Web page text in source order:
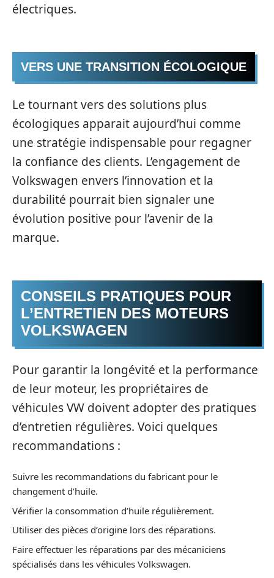
électriques.
VERS UNE TRANSITION ÉCOLOGIQUE
Le tournant vers des solutions plus
écologiques apparait aujourd’hui comme
une stratégie indispensable pour regagner
la confiance des clients. L’engagement de
Volkswagen envers l’innovation et la
durabilité pourrait bien signaler une
évolution positive pour l’avenir de la
marque.
CONSEILS PRATIQUES POUR
L’ENTRETIEN DES MOTEURS
VOLKSWAGEN
Pour garantir la longévité et la performance
de leur moteur, les propriétaires de
véhicules VW doivent adopter des pratiques
d’entretien régulières. Voici quelques
recommandations :
Suivre les recommandations du fabricant pour le
changement d’huile.
Vérifier la consommation d’huile régulièrement.
Utiliser des pièces d’origine lors des réparations.
Faire effectuer les réparations par des mécaniciens
spécialisés dans les véhicules Volkswagen.